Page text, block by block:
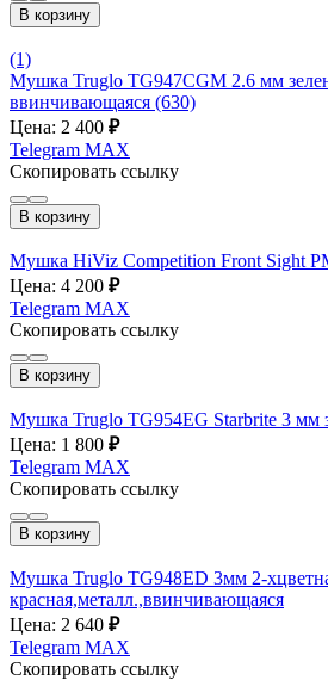
В корзину
(1)
Мушка Truglo TG947CGM 2.6 мм
ввинчивающаяся (630)
Цена: 2 400 ₽
Telegram MAX
Скопировать ссылку
В корзину
Мушка HiViz Competition Front Sight
Цена: 4 200 ₽
Telegram MAX
Скопировать ссылку
В корзину
Мушка Truglo TG954EG Starbrite 3 мм
Цена: 1 800 ₽
Telegram MAX
Скопировать ссылку
В корзину
Мушка Truglo TG948ED 3мм 2-
красная,металл.,ввинчивающаяся
Цена: 2 640 ₽
Telegram MAX
Скопировать ссылку